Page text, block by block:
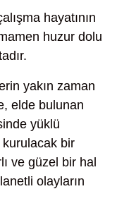
hayatının
huzur dolu
yakın zaman
elde bulunan
yüklü
bir
ve güzel bir hal
olayların